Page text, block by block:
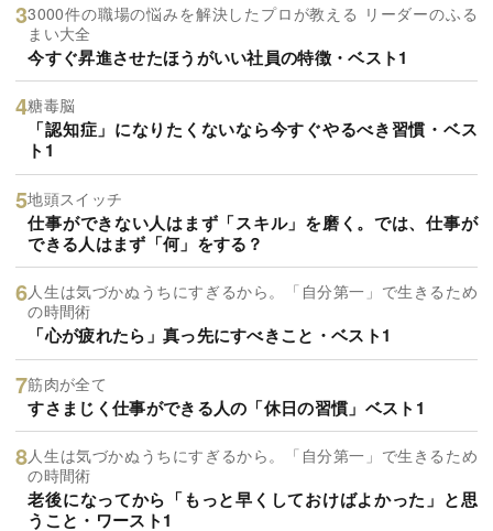
3000件の職場の悩みを解決したプロが教える リーダーのふる
まい大全
今すぐ昇進させたほうがいい社員の特徴・ベスト1
糖毒脳
「認知症」になりたくないなら今すぐやるべき習慣・ベス
ト1
地頭スイッチ
仕事ができない人はまず「スキル」を磨く。では、仕事が
できる人はまず「何」をする？
人生は気づかぬうちにすぎるから。「自分第一」で生きるため
の時間術
「心が疲れたら」真っ先にすべきこと・ベスト1
筋肉が全て
すさまじく仕事ができる人の「休日の習慣」ベスト1
人生は気づかぬうちにすぎるから。「自分第一」で生きるため
の時間術
老後になってから「もっと早くしておけばよかった」と思
うこと・ワースト1